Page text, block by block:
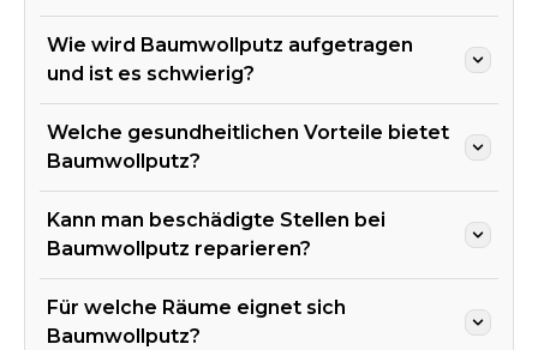
Wie wird Baumwollputz aufgetragen
und ist es schwierig?
Welche gesundheitlichen Vorteile bietet
Baumwollputz?
Kann man beschädigte Stellen bei
Baumwollputz reparieren?
Für welche Räume eignet sich
Baumwollputz?